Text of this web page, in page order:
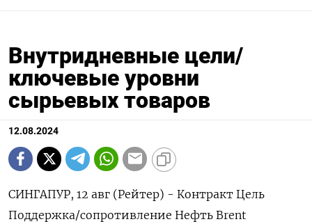
Внутридневные цели/
ключевые уровни
сырьевых товаров
12.08.2024
СИНГАПУР, 12 авг (Рейтер) - Контракт Цель
Поддержка/сопротивление Нефть Brent